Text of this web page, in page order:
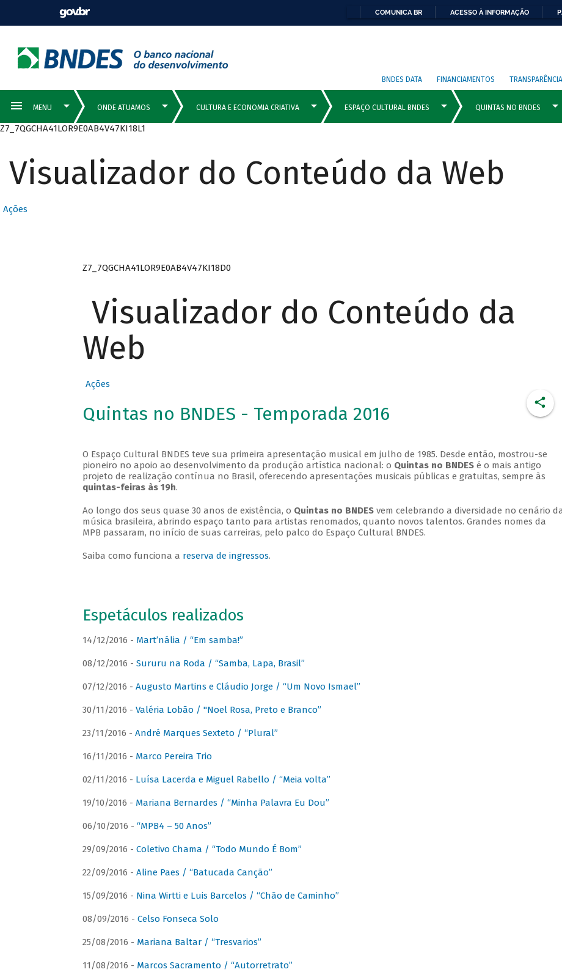
COMUNICA BR ACESSO À INFORMAÇÃO
BNDES DATA FINANCIAMENTOS TRANSPARÊNCIA
Z7_7QGCHA41LOR9E0AB4V47KI18L1
Visualizador do Conteúdo da Web
Ações
Z7_7QGCHA41LOR9E0AB4V47KI18D0
Visualizador do Conteúdo da
Web
Ações
Quintas no BNDES - Temporada 2016
O Espaço Cultural BNDES teve sua primeira apresentação musical em julho de 1985. Desde então, mostrou-se
pioneiro no apoio ao desenvolvimento da produção artística nacional: o Quintas no BNDESé o mais antigo
projeto de realização contínua no Brasil, oferecendo apresentações musicais públicas e gratuitas, sempre às
quintas-feiras às 19h.
Ao longo dos seus quase 30 anos de existência, o Quintas no BNDESvem celebrando a diversidade no cenário
música brasileira, abrindo espaço tanto para artistas renomados, quanto novos talentos. Grandes nomes da
MPB passaram, no início de suas carreiras, pelo palco do Espaço Cultural BNDES.
Saiba como funciona a reserva de ingressos.
Espetáculos realizados
14/12/2016 - Mart’nália / “Em samba!”
08/12/2016 - Sururu na Roda / “Samba, Lapa, Brasil”
07/12/2016 - Augusto Martins e Cláudio Jorge / “Um Novo Ismael”
30/11/2016 - Valéria Lobão / "Noel Rosa, Preto e Branco”
23/11/2016 - André Marques Sexteto / “Plural”
16/11/2016 - Marco Pereira Trio
02/11/2016 - Luísa Lacerda e Miguel Rabello / “Meia volta”
19/10/2016 - Mariana Bernardes / “Minha Palavra Eu Dou”
06/10/2016 - “MPB4 – 50 Anos”
29/09/2016 - Coletivo Chama / “Todo Mundo É Bom”
22/09/2016 - Aline Paes / “Batucada Canção”
15/09/2016 - Nina Wirtti e Luis Barcelos / “Chão de Caminho”
08/09/2016 - Celso Fonseca Solo
25/08/2016 - Mariana Baltar / “Tresvarios”
11/08/2016 - Marcos Sacramento / “Autorretrato”